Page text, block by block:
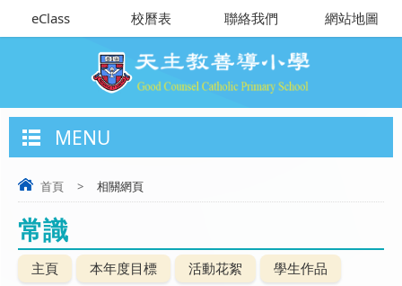
eClass 校曆表 聯絡我們 網站地圖
MENU
首頁 > 相關網頁
常識
主頁 本年度目標 活動花絮
學生作品